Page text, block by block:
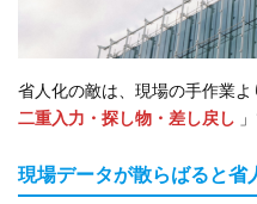
省人化の敵は、現場の手作業よ
二重入力・探し物・差し戻し
現場データが散らばると省